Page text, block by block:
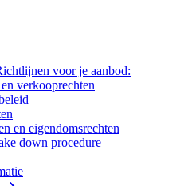
voor je aanbod:
verkooprechten
en eigendomsrechten
down procedure